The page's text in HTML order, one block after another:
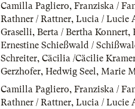
Camilla Pagliero, Franziska /
Rathner / Rattner, Lucia / Lucie
Graselli, Berta / Bertha Konnert,
Ernestine Schießwald /
Schreiter, Cäcilia /Cäcilie
Gerzhofer, Hedwig Seel, Marie
Camilla Pagliero, Franziska /
Rathner / Rattner, Lucia / Lucie